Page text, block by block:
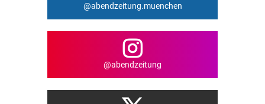
@abendzeitung.muenchen
@abendzeitung